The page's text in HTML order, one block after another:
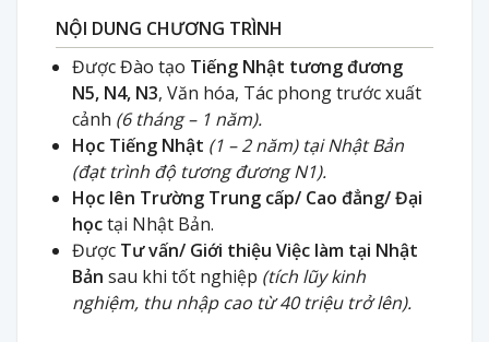
NỘI DUNG CHƯƠNG TRÌNH
Được Đào tạo Tiếng Nhật tương đương
N5, N4, N3, Văn hóa, Tác phong trước xuất
cảnh (6 tháng – 1 năm).
Học Tiếng Nhật (1 – 2 năm) tại Nhật Bản
(đạt trình độ tương đương N1).
Học lên Trường Trung cấp/ Cao đẳng/ Đại
họctại Nhật Bản.
Được Tư vấn/ Giới thiệu Việc làm tại Nhật
Bản sau khi tốt nghiệp (tích lũy kinh
nghiệm, thu nhập cao từ 40 triệu trở lên).